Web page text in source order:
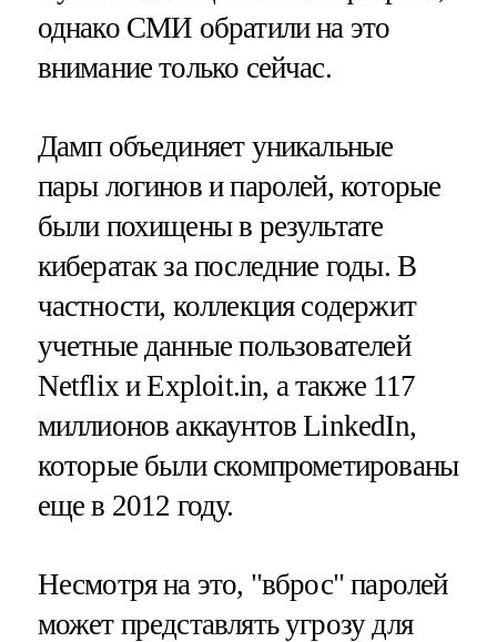
однако СМИ обратили на это
внимание только сейчас.
Дамп объединяет уникальные
пары логинов и паролей, которые
были похищены в результате
кибератак за последние годы. В
частности, коллекция содержит
учетные данные пользователей
Netflix и Exploit.in, а также 117
миллионов аккаунтов LinkedIn,
которые были скомпрометированы
еще в 2012 году.
Несмотря на это, "вброс" паролей
может представлять угрозу для